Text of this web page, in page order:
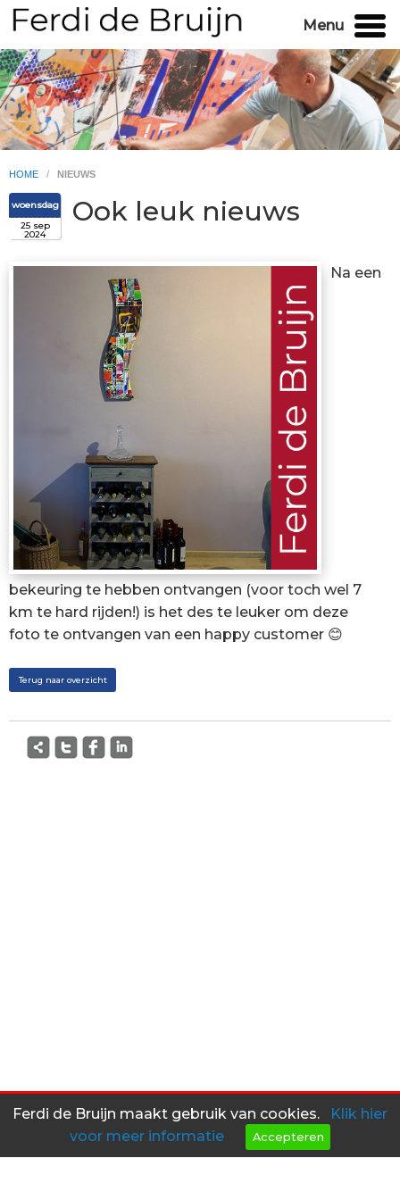
Menu
HOME / NIEUWS
Ook leuk nieuws
woensdag
25 sep
2024
Na een
bekeuring te hebben ontvangen (voor toch wel 7
km te hard rijden!) is het des te leuker om deze
foto te ontvangen van een happy customer 😊
Terug naar overzicht
Ferdi de Bruijn maakt gebruik van cookies.
Klik hier
voor meer informatie
Accepteren